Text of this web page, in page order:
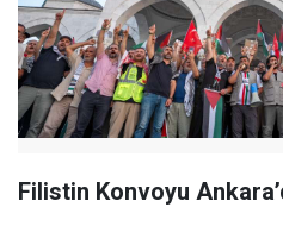
Filistin Konvoyu